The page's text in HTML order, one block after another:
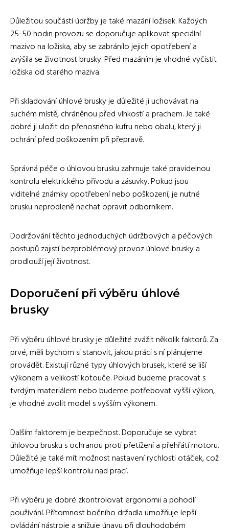
Důležitou součástí údržby je také mazání ložisek. Každých
25-50 hodin provozu se doporučuje aplikovat speciální
mazivo na ložiska, aby se zabránilo jejich opotřebení a
zvýšila se životnost brusky. Před mazáním je vhodné vyčistit
ložiska od starého maziva.
Při skladování úhlové brusky je důležité ji uchovávat na
suchém místě, chráněnou před vlhkostí a prachem. Je také
dobré ji uložit do přenosného kufru nebo obalu, který ji
ochrání před poškozením při přepravě.
Správná péče o úhlovou brusku zahrnuje také pravidelnou
kontrolu elektrického přívodu a zásuvky. Pokud jsou
viditelné známky opotřebení nebo poškození, je nutné
brusku neprodleně nechat opravit odborníkem.
Dodržování těchto jednoduchých údržbových a péčových
postupů zajistí bezproblémový provoz úhlové brusky a
prodlouží její životnost.
Doporučení při výběru úhlové
brusky
Při výběru úhlové brusky je důležité zvážit několik faktorů. Za
prvé, měli bychom si stanovit, jakou práci s ní plánujeme
provádět. Existují různé typy úhlových brusek, které se liší
výkonem a velikostí kotouče. Pokud budeme pracovat s
tvrdým materiálem nebo budeme potřebovat vyšší výkon,
je vhodné zvolit model s vyšším výkonem.
Dalším faktorem je bezpečnost. Doporučuje se vybrat
úhlovou brusku s ochranou proti přetížení a přehřátí motoru.
Důležité je také mít možnost nastavení rychlosti otáček, což
umožňuje lepší kontrolu nad prací.
Při výběru je dobré zkontrolovat ergonomii a pohodlí
používání. Přítomnost bočního držadla umožňuje lepší